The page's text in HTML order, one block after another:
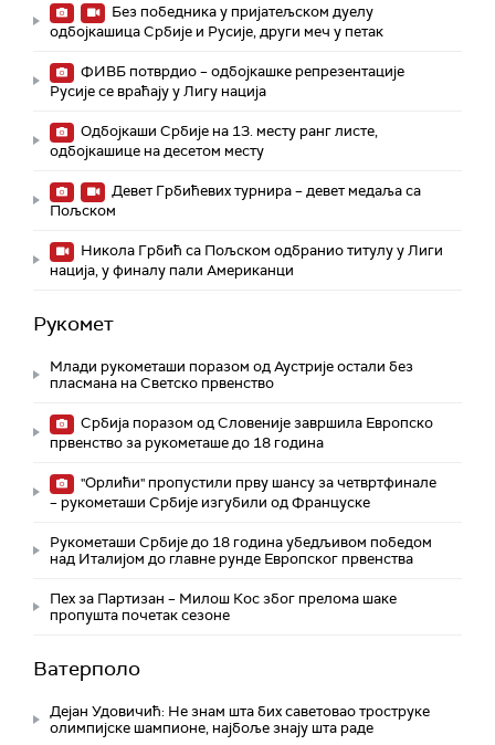
Без победника у пријатељском дуелу
одбојкашица Србије и Русије, други меч у петак
ФИВБ потврдио – одбојкашке репрезентације
Русије се враћају у Лигу нација
Одбојкаши Србије на 13. месту ранг листе,
одбојкашице на десетом месту
Девет Грбићевих турнира – девет медаља са
Пољском
Никола Грбић са Пољском одбранио титулу у Лиги
нација, у финалу пали Американци
Рукомет
Млади рукометаши поразом од Аустрије остали без
пласмана на Светско првенство
Србија поразом од Словеније завршила Европско
првенство за рукометаше до 18 година
"Орлићи" пропустили прву шансу за четвртфинале
– рукометаши Србије изгубили од Француске
Рукометаши Србије до 18 година убедљивом победом
над Италијом до главне рунде Европског првенства
Пех за Партизан – Милош Кос због прелома шаке
пропушта почетак сезоне
Ватерполо
Дејан Удовичић: Не знам шта бих саветовао троструке
олимпијске шампионе, најбоље знају шта раде